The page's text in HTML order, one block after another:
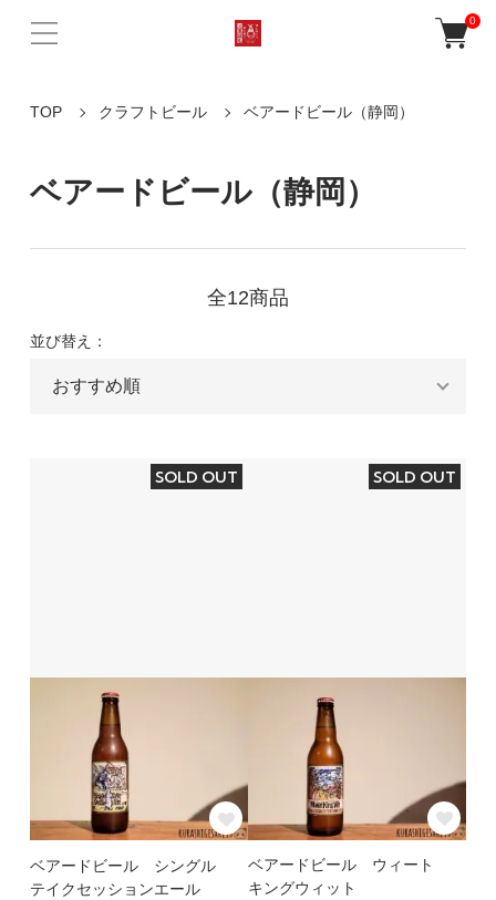
0
TOP クラフトビール ベアードビール（静岡）
ベアードビール（静岡）
全12商品
並び替え：
SOLD OUT
ベアードビール シングル
テイクセッションエール
SOLD OUT
ベアードビール ウィート
キングウィット